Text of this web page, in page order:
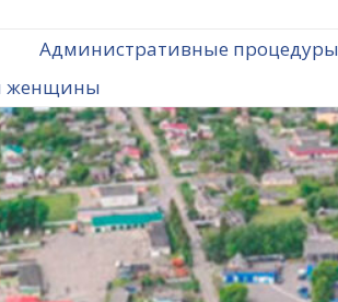
Административные процедуры
женщины